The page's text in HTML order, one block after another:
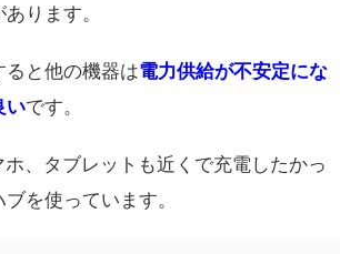
ります。
と他の機器は電力供給が不安定にな
いです。
、タブレットも近くで充電したかっ
を使っています。